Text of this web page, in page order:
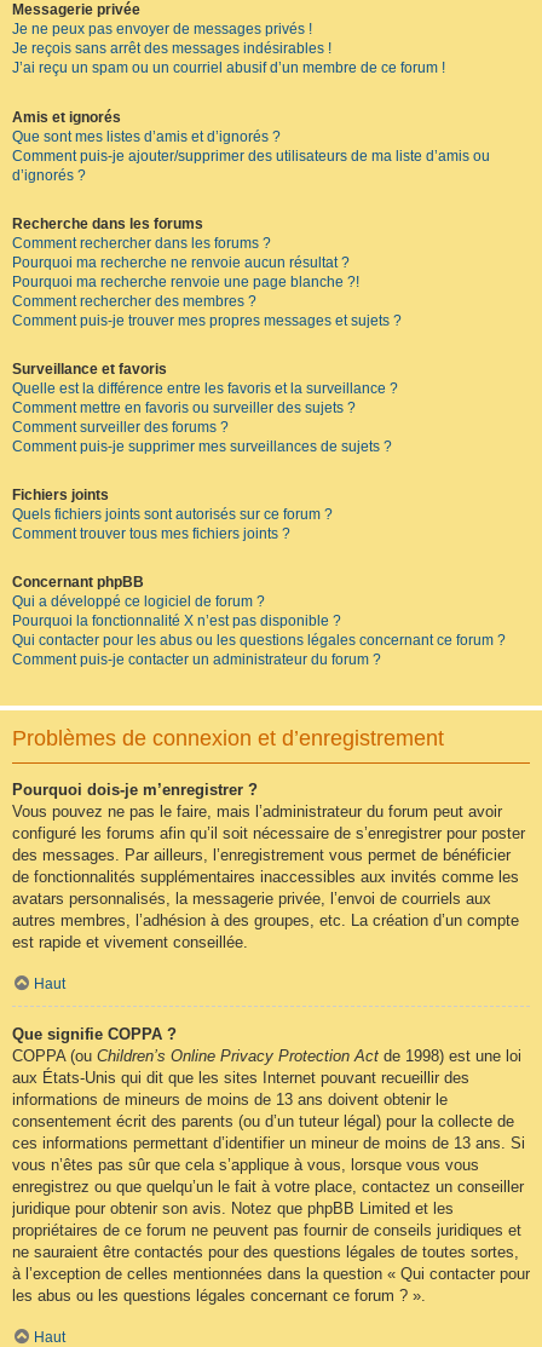
Messagerie privée
Je ne peux pas envoyer de messages privés !
Je reçois sans arrêt des messages indésirables !
J’ai reçu un spam ou un courriel abusif d’un membre de ce forum !
Amis et ignorés
Que sont mes listes d’amis et d’ignorés ?
Comment puis-je ajouter/supprimer des utilisateurs de ma liste d’amis ou
d’ignorés ?
Recherche dans les forums
Comment rechercher dans les forums ?
Pourquoi ma recherche ne renvoie aucun résultat ?
Pourquoi ma recherche renvoie une page blanche ?!
Comment rechercher des membres ?
Comment puis-je trouver mes propres messages et sujets ?
Surveillance et favoris
Quelle est la différence entre les favoris et la surveillance ?
Comment mettre en favoris ou surveiller des sujets ?
Comment surveiller des forums ?
Comment puis-je supprimer mes surveillances de sujets ?
Fichiers joints
Quels fichiers joints sont autorisés sur ce forum ?
Comment trouver tous mes fichiers joints ?
Concernant phpBB
Qui a développé ce logiciel de forum ?
Pourquoi la fonctionnalité X n’est pas disponible ?
Qui contacter pour les abus ou les questions légales concernant ce forum ?
Comment puis-je contacter un administrateur du forum ?
Problèmes de connexion et d’enregistrement
Pourquoi dois-je m’enregistrer ?
Vous pouvez ne pas le faire, mais l’administrateur du forum peut avoir
configuré les forums afin qu’il soit nécessaire de s’enregistrer pour poster
des messages. Par ailleurs, l’enregistrement vous permet de bénéficier
de fonctionnalités supplémentaires inaccessibles aux invités comme les
avatars personnalisés, la messagerie privée, l’envoi de courriels aux
autres membres, l’adhésion à des groupes, etc. La création d’un compte
est rapide et vivement conseillée.
Haut
Que signifie COPPA ?
COPPA (ou Children’s Online Privacy Protection Act de 1998) est une loi
aux États-Unis qui dit que les sites Internet pouvant recueillir des
informations de mineurs de moins de 13 ans doivent obtenir le
consentement écrit des parents (ou d’un tuteur légal) pour la collecte de
ces informations permettant d’identifier un mineur de moins de 13 ans. Si
vous n’êtes pas sûr que cela s’applique à vous, lorsque vous vous
enregistrez ou que quelqu’un le fait à votre place, contactez un conseiller
juridique pour obtenir son avis. Notez que phpBB Limited et les
propriétaires de ce forum ne peuvent pas fournir de conseils juridiques et
ne sauraient être contactés pour des questions légales de toutes sortes,
à l’exception de celles mentionnées dans la question « Qui contacter pour
les abus ou les questions légales concernant ce forum ? ».
Haut